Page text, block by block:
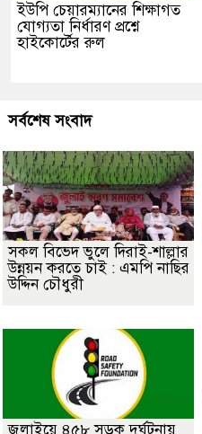
ইউপি চেয়ারম্যানের শিক্ষাগত
যোগ্যতা নির্ধারণ প্রশ্নে
হাইকোর্টের রুল
সর্বশেষ সংবাদ
সকল বিভেদ ভুলে দিরাই-শাল্লার
উন্নয়ন করতে চাই : এমপি নাছির
উদ্দিন চৌধুরী